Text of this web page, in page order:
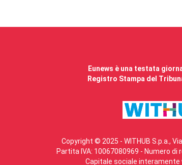
Eunews è una testata
Registro Stampa del
Copyright © 2025 - WITHUB S.p.a.,
Partita IVA: 10067080969 - Numero di
Capitale sociale interamente